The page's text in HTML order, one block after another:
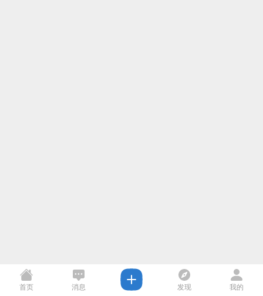
首页 消息 发现 我的